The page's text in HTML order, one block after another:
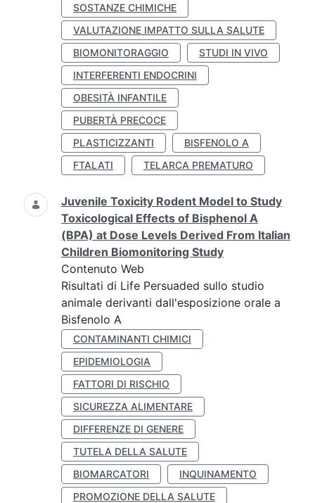
SOSTANZE CHIMICHE
VALUTAZIONE IMPATTO SULLA SALUTE
BIOMONITORAGGIO
STUDI IN VIVO
INTERFERENTI ENDOCRINI
OBESITÀ INFANTILE
PUBERTÀ PRECOCE
PLASTICIZZANTI
BISFENOLO A
FTALATI
TELARCA PREMATURO
Juvenile Toxicity Rodent Model to Study
Toxicological Effects of Bisphenol A
(BPA) at Dose Levels Derived From Italian
Children Biomonitoring Study
Contenuto Web
Risultati di Life Persuaded sullo studio
animale derivanti dall'esposizione orale a
Bisfenolo A
CONTAMINANTI CHIMICI
EPIDEMIOLOGIA
FATTORI DI RISCHIO
SICUREZZA ALIMENTARE
DIFFERENZE DI GENERE
TUTELA DELLA SALUTE
BIOMARCATORI
INQUINAMENTO
PROMOZIONE DELLA SALUTE